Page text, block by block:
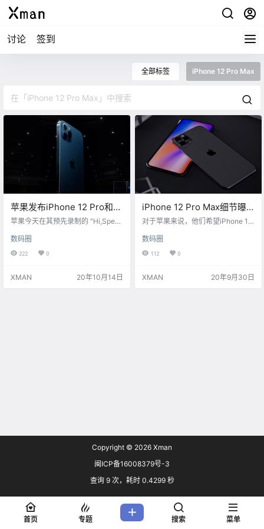
讨论 签到
全部标签 iPhone 12 Pro Max
苹果发布iPhone 12 Pro和
iPhone 12 Pro Max
苹果今天在其预先录制的 "Hi,Speed
hone 12 Pro和6.7英寸iPhone 12 Pr
o Max。机身边缘采用全新的平面设
Pro Max 分别配备了 5.8 / 6.1 英寸
数码圈
222 0
XMAN 20年10月14日
iPhone 12 Pro Max细节曝
光：堆料！
对于苹果来说，他们希望iPhone 12
旗舰机型。据外媒报道，苹果希望
在今年将iPhone 12 Pro Max与包括i
来独家升级。 iPhone 12顶配机型同
数码圈
112 0
XMAN 20年9月30日
Copyright © 2026 Xman
闽ICP备16008379号-3
查询 9 次，耗时 0.4299 秒
首页 专题 搜索 菜单